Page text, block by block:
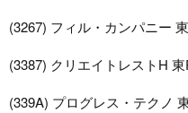
(3267) フィル・カンパニー
(3387) クリエイトレストH
(339A) プログレス・テクノ